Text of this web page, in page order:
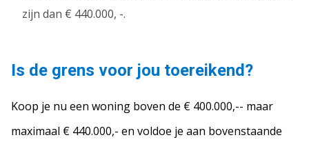
zijn dan € 440.000, -.
Is de grens voor jou toereikend?
Koop je nu een woning boven de € 400.000,-- maar
maximaal € 440.000,- en voldoe je aan bovenstaande